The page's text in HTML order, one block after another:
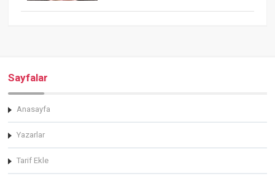
Sayfalar
Anasayfa
Yazarlar
Tarif Ekle